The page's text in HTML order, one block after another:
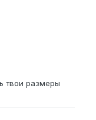
твои размеры